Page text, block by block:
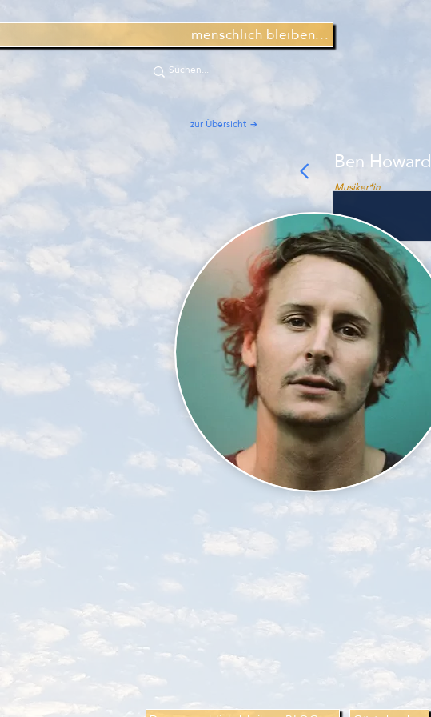
menschlich bleiben...
zur Übersicht
Ben Howard
Musiker*in